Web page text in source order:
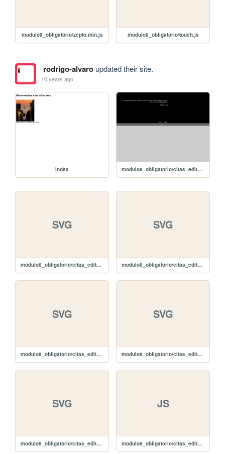
modulo9_obligatorio/zepto.min.js modulo9_obligatorio/touch.js
rodrigo-alvaroupdated their site.
10 years ago
index modulo8_obligatorio/citas_editar/citas_slide_editar_jQuery
SVG
modulo8_obligatorio/citas_editar/images/1/update.svg
SVG
modulo8_obligatorio/citas_editar/images/1/update-arrow.svg
SVG
modulo8_obligatorio/citas_editar/images/1/reload-arrow.svg
SVG
modulo8_obligatorio/citas_editar/images/1/refreshing.svg
SVG
modulo8_obligatorio/citas_editar/images/1/refresh.svg
JS
modulo8_obligatorio/citas_editar/javascript/jquery-2.1.4.min.js